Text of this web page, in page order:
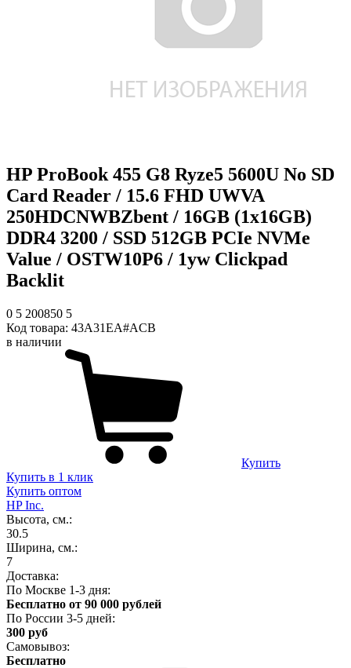
HP ProBook 455 G8 Ryze5 5600U No SD
Card Reader / 15.6 FHD UWVA
250HDCNWBZbent / 16GB (1x16GB)
DDR4 3200 / SSD 512GB PCIe NVMe
Value / OSTW10P6 / 1yw Clickpad
Backlit
0 5 200850 5
Код товара: 43A31EA#ACB
в наличии
Купить
Купить в 1 клик
Купить оптом
HP Inc.
Высота, см.:
30.5
Ширина, см.:
7
Доставка:
По Москве 1-3 дня:
Бесплатно от 90 000 рублей
По России 3-5 дней:
300 руб
Самовывоз:
Бесплатно